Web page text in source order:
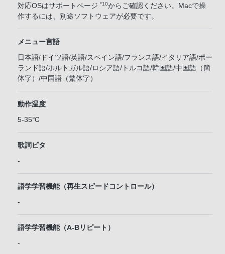
対応OSはサポートページ *10からご確認ください。Macで操
作するには、別途ソフトウェアが必要です。
メニュー言語
日本語/ドイツ語/英語/スペイン語/フランス語/イタリア語/ポー
ランド語/ポルトガル語/ロシア語/トルコ語/韓国語/中国語（簡
体字）/中国語（繁体字）
動作温度
5-35℃
歌詞ピタ
-
語学学習機能（再生スピードコントロール）
-
語学学習機能（A-Bリピート）
-